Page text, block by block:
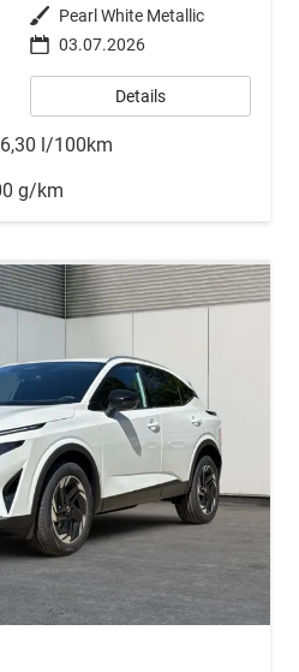
Außenfarbe Pearl White Metallic
03.07.2026
Details
6,30 l/100km
g/km